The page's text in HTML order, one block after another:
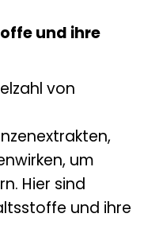
und ihre
von
um
Hier sind
und ihre